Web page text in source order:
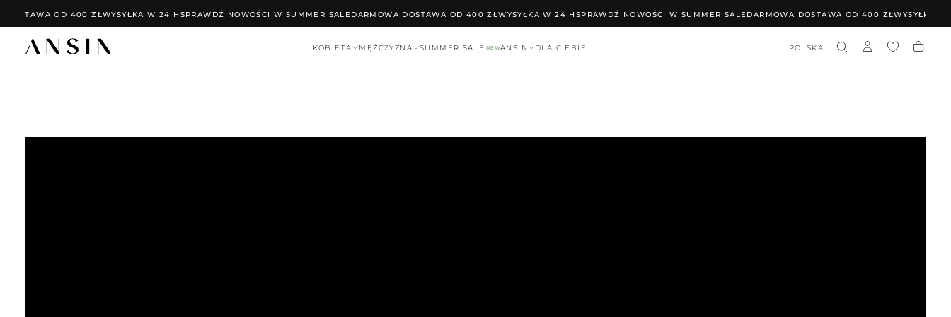
PRZEJDŹ
TREŚCI
DOSTAWA OD 400 ZŁWYSYŁKA W 24 HSPRAWDŹ NOWOŚCI W SUMMER SALEDARMOWA DOSTAWA OD 400 ZŁWYSYŁKA W 24 HSPRAWDŹ NOWOŚCI W SUMMER SALEDARMOWA DOSTAWA OD 400 ZŁWYSYŁKA W
KOBIETA MĘŻCZYZNA SUMMER SALE NEWANSIN DLA CIEBIE POLSKA